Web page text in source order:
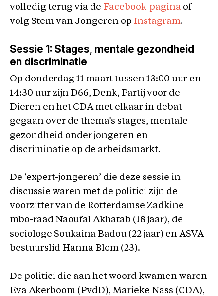
volledig terug via de Facebook-pagina of
volg Stem van Jongeren op Instagram.
Sessie 1: Stages, mentale gezondheid
en discriminatie
Op donderdag 11 maart tussen 13:00 uur en
14:30 uur zijn D66, Denk, Partij voor de
Dieren en het CDA met elkaar in debat
gegaan over de thema’s stages, mentale
gezondheid onder jongeren en
discriminatie op de arbeidsmarkt.
De ‘expert-jongeren’ die deze sessie in
discussie waren met de politici zijn de
voorzitter van de Rotterdamse Zadkine
mbo-raad Naoufal Akhatab (18 jaar), de
sociologe Soukaina Badou (22 jaar) en ASVA-
bestuurslid Hanna Blom (23).
De politici die aan het woord kwamen waren
Eva Akerboom (PvdD), Marieke Nass (CDA),